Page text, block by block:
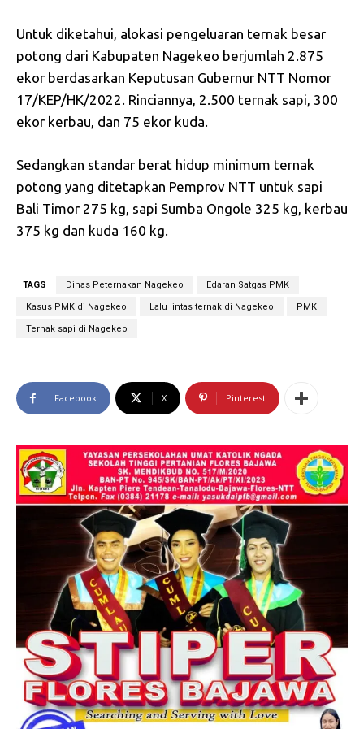
Untuk diketahui, alokasi pengeluaran ternak besar
potong dari Kabupaten Nagekeo berjumlah 2.875
ekor berdasarkan Keputusan Gubernur NTT Nomor
17/KEP/HK/2022. Rinciannya, 2.500 ternak sapi, 300
ekor kerbau, dan 75 ekor kuda.
Sedangkan standar berat hidup minimum ternak
potong yang ditetapkan Pemprov NTT untuk sapi
Bali Timor 275 kg, sapi Sumba Ongole 325 kg, kerbau
375 kg dan kuda 160 kg.
TAGS Dinas Peternakan Nagekeo Edaran Satgas PMK
Kasus PMK di Nagekeo Lalu lintas ternak di Nagekeo PMK
Ternak sapi di Nagekeo
Facebook X Pinterest